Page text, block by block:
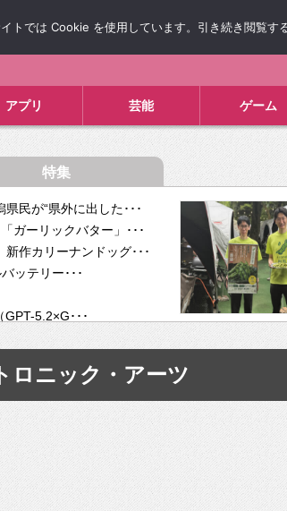
アプリ 芸能 ゲーム
特集
民が“県外に出した･･･
ガーリックバター」･･･
作カリーナンドッグ･･･
ッテリー･･･
5.2×G･･･
･･･
”自分が今話し･･･
いを渡す」 TE･･･
ロニック・アーツ
トでは Cookie を使用しています。引き続き閲覧す